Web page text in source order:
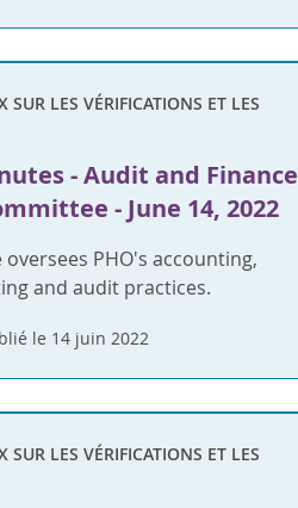
SUR LES VÉRIFICATIONS ET LES
- Audit and Finance
- June 14, 2022
PHO's accounting,
and audit practices.
le 14 juin 2022
SUR LES VÉRIFICATIONS ET LES